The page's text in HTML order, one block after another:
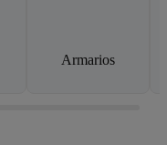
Armarios